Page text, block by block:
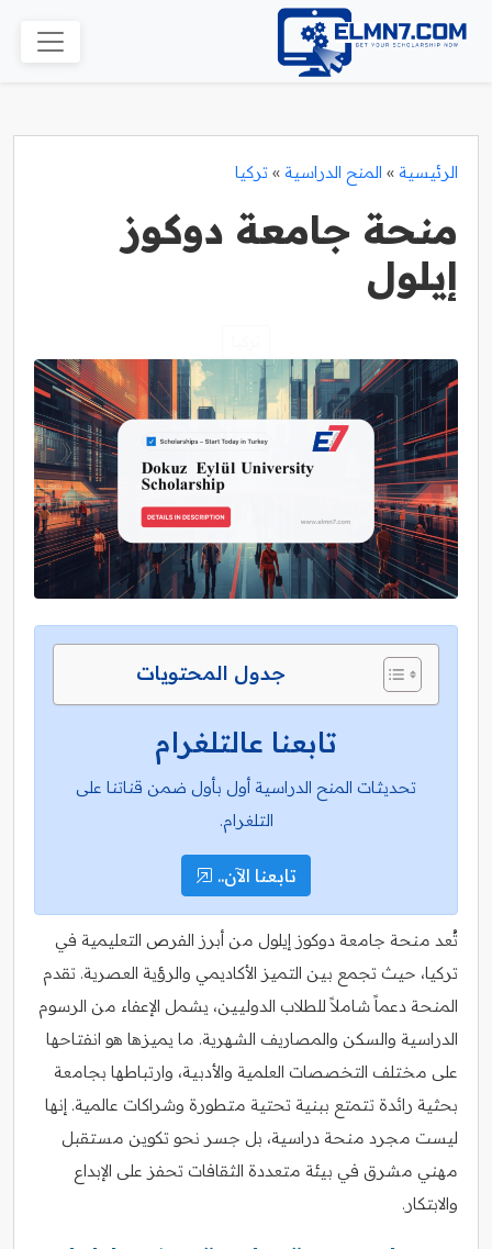
الرئيسية » المنح الدراسية » تركيا
منحة جامعة دوكوز
إيلول
جدول المحتويات
تابعنا عالتلغرام
تحديثات المنح الدراسية أول بأول ضمن قناتنا على
التلغرام.
تابعنا الآن..
تُعد منحة جامعة دوكوز إيلول من أبرز الفرص التعليمية في
تركيا، حيث تجمع بين التميز الأكاديمي والرؤية العصرية. تقدم
المنحة دعماً شاملاً للطلاب الدوليين، يشمل الإعفاء من الرسوم
الدراسية والسكن والمصاريف الشهرية. ما يميزها هو انفتاحها
على مختلف التخصصات العلمية والأدبية، وارتباطها بجامعة
بحثية رائدة تتمتع ببنية تحتية متطورة وشراكات عالمية. إنها
ليست مجرد منحة دراسية، بل جسر نحو تكوين مستقبل
مهني مشرق في بيئة متعددة الثقافات تحفز على الإبداع
والابتكار.